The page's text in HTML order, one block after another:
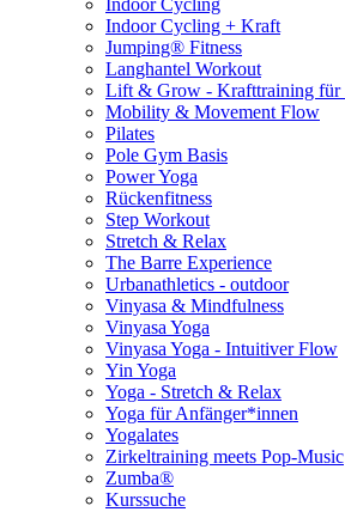
Indoor Cycling
Indoor Cycling + Kraft
Jumping® Fitness
Langhantel Workout
Lift & Grow - Krafttraining für
Mobility & Movement Flow
Pilates
Pole Gym Basis
Power Yoga
Rückenfitness
Step Workout
Stretch & Relax
The Barre Experience
Urbanathletics - outdoor
Vinyasa & Mindfulness
Vinyasa Yoga
Vinyasa Yoga - Intuitiver Flow
Yin Yoga
Yoga - Stretch & Relax
Yoga für Anfänger*innen
Yogalates
Zirkeltraining meets Pop-Music
Zumba®
Kurssuche